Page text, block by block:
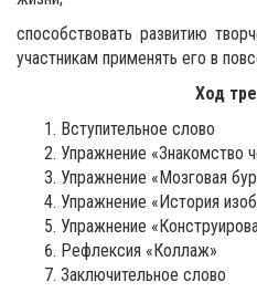
способствовать развитию
участникам применять его в
Ход
Вступительное слово
Упражнение «Знакомство
Упражнение «Мозговая
Упражнение «История
Упражнение
Рефлексия «Коллаж»
Заключительное слово